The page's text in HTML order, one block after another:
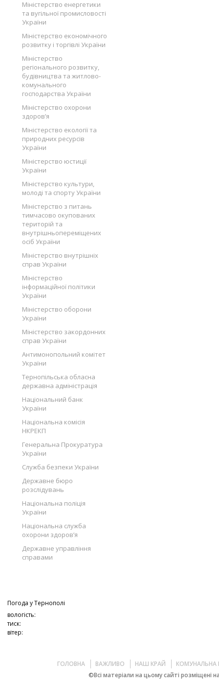
Міністерство енергетики
та вугільної промисловості
України
Міністерство економічного
розвитку і торгівлі України
Міністерство
регіонального розвитку,
будівництва та житлово-
комунального
господарства України
Міністерство охорони
здоров’я
Міністерство екології та
природних ресурсів
України
Міністерство юстиції
України
Міністерство культури,
молоді та спорту України
Міністерство з питань
тимчасово окупованих
територій та
внутрішньопереміщених
осіб України
Міністерство внутрішніх
справ України
Міністерство
інформаційної політики
України
Міністерство оборони
України
Міністерство закордонних
справ України
Антимонопольний комітет
України
Тернопільська обласна
державна адміністрація
Національний банк
України
Національна комісія
НКРЕКП
Генеральна Прокуратура
України
Служба безпеки України
Державне бюро
розслідувань
Національна поліція
України
Національна служба
охорони здоров’я
Державне управління
справами
Погода уТернополі
вологість:
тиск:
вітер:
ГОЛОВНА ВАЖЛИВО НАШ КРАЙ
КОМУНАЛЬНА
©Всі матеріали на цьому сайті розміщені